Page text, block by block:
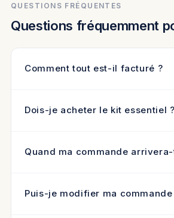
QUESTIONS FRÉQUENTES
Questions fréquemment
Comment tout est-il facturé ?
Dois-je acheter le kit essentiel ?
Quand ma commande
Puis-je modifier ma